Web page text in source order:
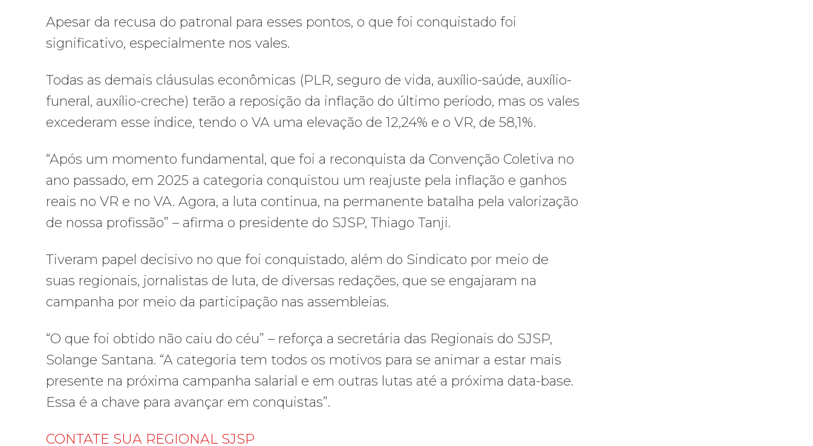
Apesar da recusa do patronal para esses pontos, o que foi conquistado foi
significativo, especialmente nos vales.
Todas as demais cláusulas econômicas (PLR, seguro de vida, auxílio-saúde, auxílio-
funeral, auxílio-creche) terão a reposição da inflação do último período, mas os vales
excederam esse índice, tendo o VA uma elevação de 12,24% e o VR, de 58,1%.
“Após um momento fundamental, que foi a reconquista da Convenção Coletiva no
ano passado, em 2025 a categoria conquistou um reajuste pela inflação e ganhos
reais no VR e no VA. Agora, a luta continua, na permanente batalha pela valorização
de nossa profissão” – afirma o presidente do SJSP, Thiago Tanji.
Tiveram papel decisivo no que foi conquistado, além do Sindicato por meio de
suas regionais, jornalistas de luta, de diversas redações, que se engajaram na
campanha por meio da participação nas assembleias.
“O que foi obtido não caiu do céu” – reforça a secretária das Regionais do SJSP,
Solange Santana. “A categoria tem todos os motivos para se animar a estar mais
presente na próxima campanha salarial e em outras lutas até a próxima data-base.
Essa é a chave para avançar em conquistas”.
CONTATE SUA REGIONAL SJSP